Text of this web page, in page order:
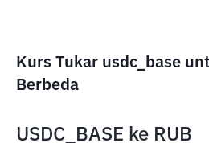
Kurs Tukar usdc_base
Berbeda
USDC_BASE ke RUB